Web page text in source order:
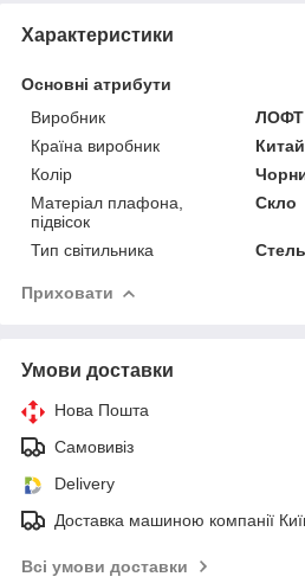
Характеристики
Основні атрибути
Виробник
ЛОФТ
Країна виробник
Китай
Колір
Матеріал плафона,
підвісок
Скло
Тип світильника
Приховати
Умови доставки
Нова Пошта
Самовивіз
Delivery
Доставка машиною компанії
Всі умови доставки